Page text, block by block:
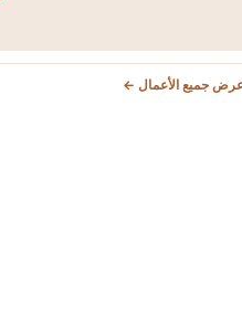
جميع الأعمال ←